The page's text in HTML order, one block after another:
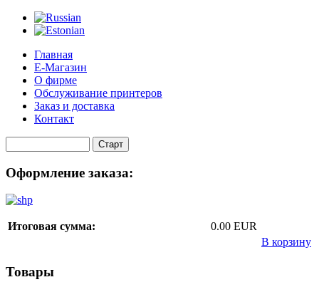
Главная
Е-Магазин
О фирме
Обслуживание принтеров
Заказ и доставка
Контакт
Оформление заказа:
Итоговая сумма:
0.00 EUR
В корзину
Товары